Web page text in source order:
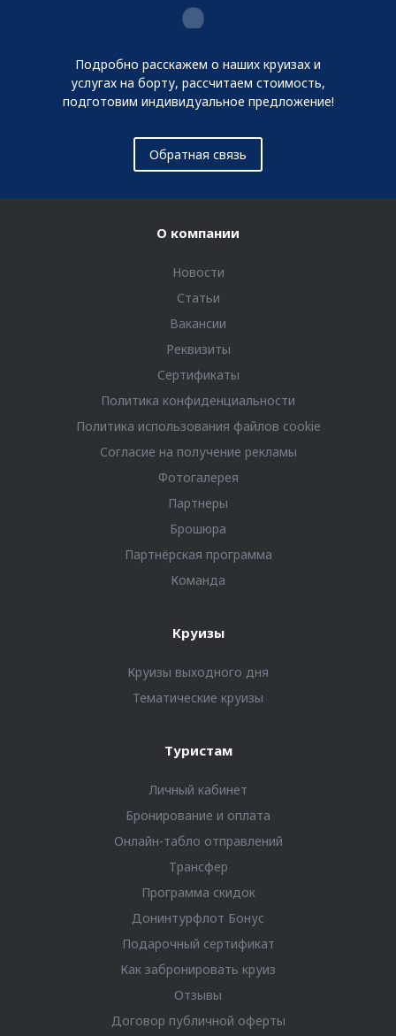
Подробно расскажем о наших круизах и
услугах на борту, рассчитаем стоимость,
подготовим индивидуальное предложение!
Обратная связь
О компании
Новости
Статьи
Вакансии
Реквизиты
Сертификаты
Политика конфиденциальности
Политика использования файлов cookie
Согласие на получение рекламы
Фотогалерея
Партнеры
Брошюра
Партнёрская программа
Команда
Круизы
Круизы выходного дня
Тематические круизы
Туристам
Личный кабинет
Бронирование и оплата
Онлайн-табло отправлений
Трансфер
Программа скидок
Донинтурфлот Бонус
Подарочный сертификат
Как забронировать круиз
Отзывы
Договор публичной оферты